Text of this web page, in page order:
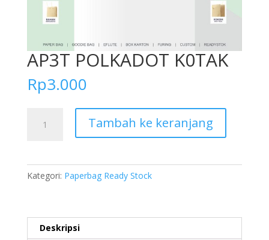
AP3T POLKADOT K0TAK
Rp3.000
AP3T
Tambah ke keranjang
Kategori: Paperbag Ready Stock
Deskripsi